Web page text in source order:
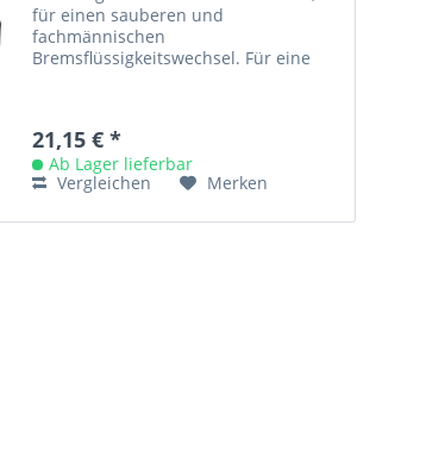
für einen sauberen und
fachmännischen
Bremsflüssigkeitswechsel. Für eine
21,15 € *
Ab Lager lieferbar
Vergleichen
Merken